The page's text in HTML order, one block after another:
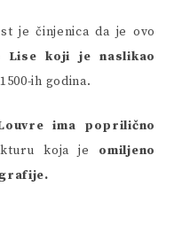
je činjenica da je ovo
Lise koji je naslikao
ih godina.
ima poprilično
koja je omiljeno